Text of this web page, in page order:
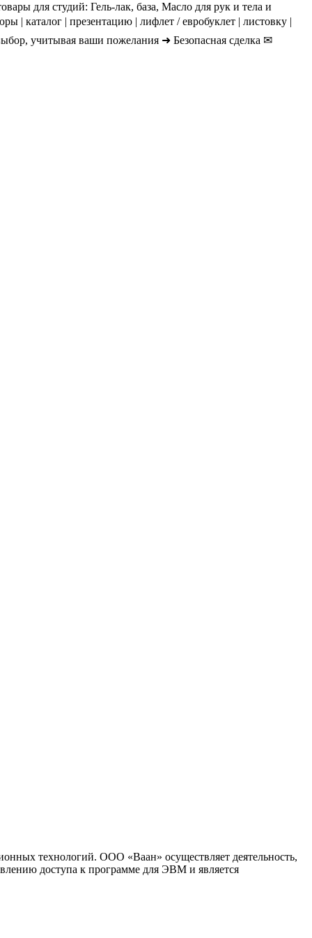
для студий: Гель-лак, база, Масло для рук и тела и
| каталог | презентацию | лифлет / евробуклет | листовку |
учитывая ваши пожелания ➜ Безопасная сделка ✉
технологий. ООО «Ваан» осуществляет деятельность,
доступа к программе для ЭВМ и является